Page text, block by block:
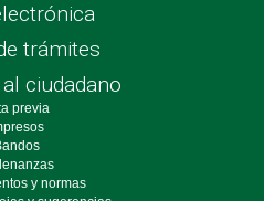
trámites
ciudadano
previa
y normas